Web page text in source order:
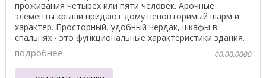
проживания четырех или пяти человек. Арочные
элементы крыши придают дому неповторимый шарм и
характер. Просторный, удобный чердак, шкафы в
спальнях - это функциональные характеристики здания.
Общая ...
подробнее 00.00.0000